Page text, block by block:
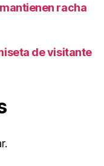
racha
de visitante